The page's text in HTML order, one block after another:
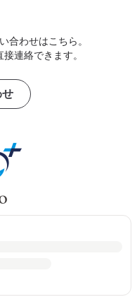
合わせはこちら。
連絡できます。
せ